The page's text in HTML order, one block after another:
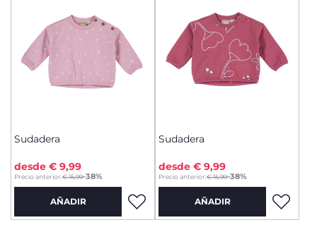
Sudadera
Precio anterior:€ 15,99-38%
desde € 9,99
AÑADIR
Sudadera
Precio anterior:€ 15,99-38%
desde € 9,99
AÑADIR